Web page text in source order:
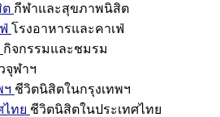
ต กีฬาและสุขภาพนิสิต
โรงอาหารและคาเฟ่
กิจกรรมและชมรม
จุฬาฯ
ฯ ชีวิตนิสิตในกรุงเทพฯ
ไทย ชีวิตนิสิตในประเทศไทย